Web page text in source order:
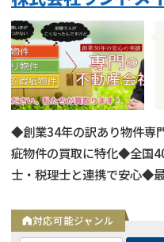
◆創業34年の訳あり物件専
疵物件の買取に特化◆全国
士・税理士と連携で安心◆
料・諸費用も会社負担◆不
にも対応◆現地調査・査定は
対応可能ジャンル